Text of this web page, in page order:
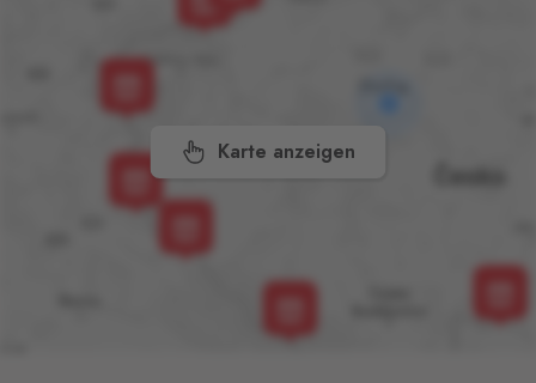
Karte anzeigen
Dolní Dvořiště
Dolní Dvořiště 219, Dolní
382 72
Folmava
Furth im Wald